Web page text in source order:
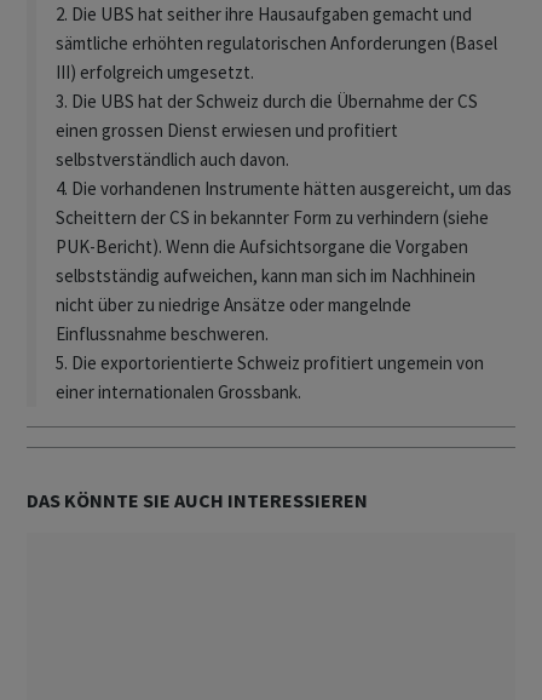
2. Die UBS hat seither ihre Hausaufgaben gemacht und
sämtliche erhöhten regulatorischen Anforderungen (Basel
III) erfolgreich umgesetzt.
3. Die UBS hat der Schweiz durch die Übernahme der CS
einen grossen Dienst erwiesen und profitiert
selbstverständlich auch davon.
4. Die vorhandenen Instrumente hätten ausgereicht, um das
Scheittern der CS in bekannter Form zu verhindern (siehe
PUK-Bericht). Wenn die Aufsichtsorgane die Vorgaben
selbstständig aufweichen, kann man sich im Nachhinein
nicht über zu niedrige Ansätze oder mangelnde
Einflussnahme beschweren.
5. Die exportorientierte Schweiz profitiert ungemein von
einer internationalen Grossbank.
DAS KÖNNTE SIE AUCH INTERESSIEREN